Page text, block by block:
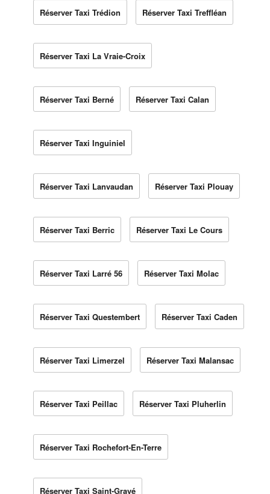
Réserver Taxi Trédion Réserver Taxi Treffléan
Réserver Taxi La Vraie-Croix
Réserver Taxi Berné Réserver Taxi Calan
Réserver Taxi Inguiniel
Réserver Taxi Lanvaudan Réserver Taxi Plouay
Réserver Taxi Berric Réserver Taxi Le Cours
Réserver Taxi Larré 56 Réserver Taxi Molac
Réserver Taxi Questembert Réserver Taxi Caden
Réserver Taxi Limerzel Réserver Taxi Malansac
Réserver Taxi Peillac Réserver Taxi Pluherlin
Réserver Taxi Rochefort-En-Terre
Réserver Taxi Saint-Gravé